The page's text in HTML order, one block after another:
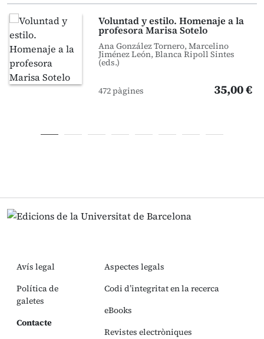
Voluntad y estilo. Homenaje a la
profesora Marisa Sotelo
Ana González Tornero, Marcelino
Jiménez León, Blanca Ripoll Sintes
(eds.)
472 pàgines 35,00 €
Avís legal
Política de
galetes
Contacte
Aspectes legals
Codi d’integritat en la recerca
eBooks
Revistes electròniques